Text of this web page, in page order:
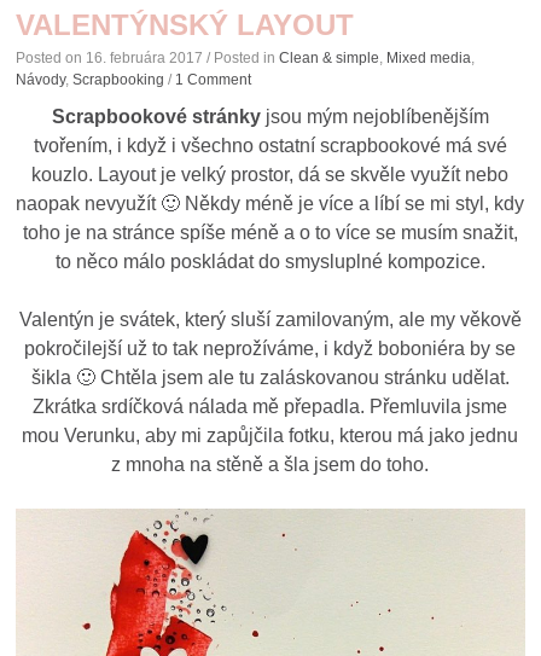
VALENTÝNSKÝ LAYOUT
Posted on 16. februára 2017 / Posted inClean & simple Mixed media
Návody,Scrapbooking / 1 Comment
Scrapbookové stránkyjsou mým nejoblíbenějším
tvořením, i když i všechno ostatní scrapbookové má své
kouzlo. Layout je velký prostor, dá se skvěle využít nebo
naopak nevyužít 🙂 Někdy méně je více a líbí se mi styl, kdy
toho je na stránce spíše méně a o to více se musím snažit,
to něco málo poskládat do smysluplné kompozice.
Valentýn je svátek, který sluší zamilovaným, ale my věkově
pokročilejší už to tak neprožíváme, i když boboniéra by se
šikla 🙂 Chtěla jsem ale tu zaláskovanou stránku udělat.
Zkrátka srdíčková nálada mě přepadla. Přemluvila jsme
mou Verunku, aby mi zapůjčila fotku, kterou má jako jednu
z mnoha na stěně a šla jsem do toho.